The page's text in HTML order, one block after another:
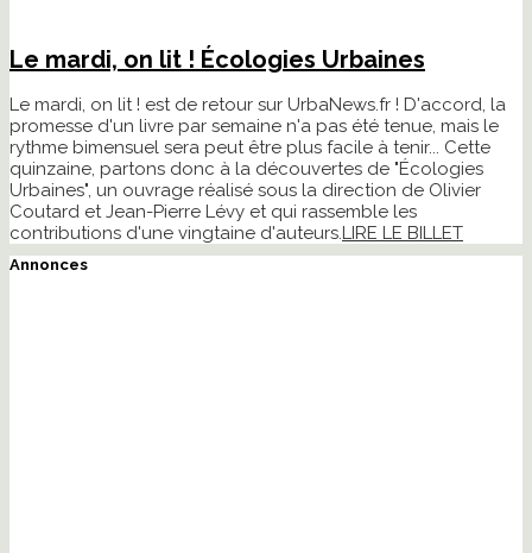
Le mardi, on lit ! Écologies Urbaines
Le mardi, on lit ! est de retour sur UrbaNews.fr ! D'accord, la
promesse d'un livre par semaine n'a pas été tenue, mais le
rythme bimensuel sera peut être plus facile à tenir... Cette
quinzaine, partons donc à la découvertes de "Écologies
Urbaines", un ouvrage réalisé sous la direction de Olivier
Coutard et Jean-Pierre Lévy et qui rassemble les
contributions d'une vingtaine d'auteurs. LIRE LE BILLET
Annonces